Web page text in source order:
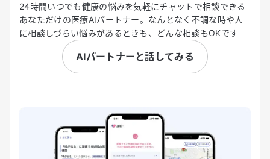
24時間いつでも健康の悩みを気軽にチャットで相談できる
あなただけの医療AIパートナー。なんとなく不調な時や人
に相談しづらい悩みがあるときも、どんな相談もOKです
AIパートナーと話してみる